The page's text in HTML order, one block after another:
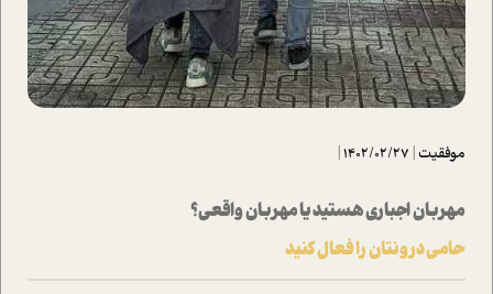
موفقیت|
1402/02/27
|
مهربان اجباری هستید یا مهربان واقعی؟
حامی درونتان را فعال کنید